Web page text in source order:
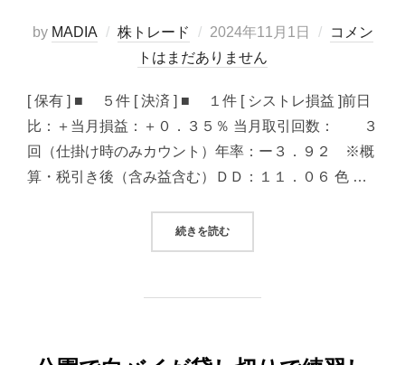
by MADIA 株トレード
投
稿
2024年11月1日
コメン
トはまだありません
[ 保有 ] ■ ５件 [ 決済 ] ■ １件 [ シストレ損益 ]前日
比：＋当月損益：＋０．３５％ 当月取引回数： ３
回（仕掛け時のみカウント）年率：ー３．９２ ※概
算・税引き後（含み益含む）ＤＤ：１１．０６ 色 …
続きを読む“2024/11/01 システムトレード（